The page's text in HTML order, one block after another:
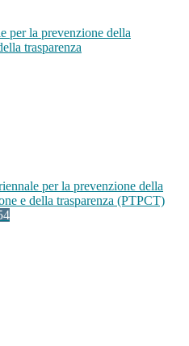
per la prevenzione della
trasparenza
per la prevenzione della
e della trasparenza (PTPCT)